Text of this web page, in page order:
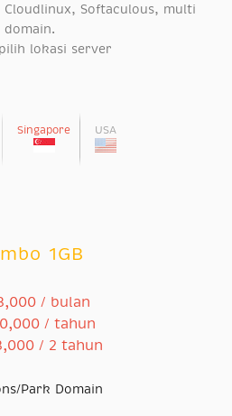
Cloudlinux, Softaculous, multi
domain.
lokasi server
Singapore USA
1GB
/ bulan
/ tahun
/ 2 tahun
Park Domain